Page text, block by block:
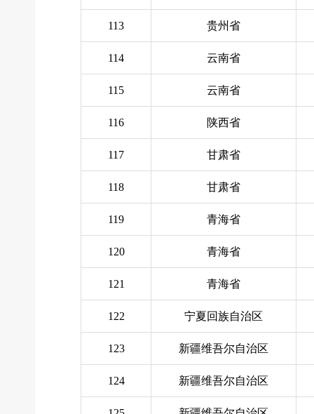
113 贵州省
114 云南省
115 云南省
116 陕西省
117 甘肃省
118 甘肃省
119 青海省
120 青海省
121 青海省
122 宁夏回族自治区
123 新疆维吾尔自治区
124 新疆维吾尔自治区